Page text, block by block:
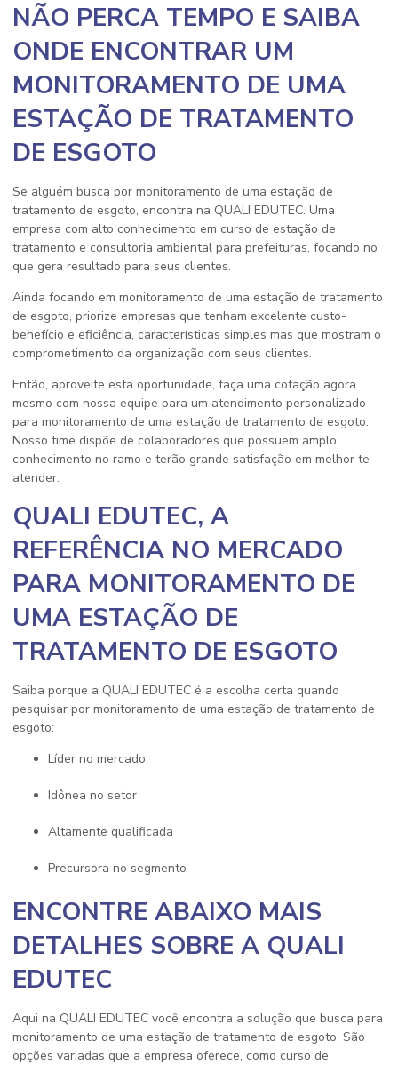
NÃO PERCA TEMPO E SAIBA
ONDE ENCONTRAR UM
MONITORAMENTO DE UMA
ESTAÇÃO DE TRATAMENTO
DE ESGOTO
Se alguém busca por monitoramento de uma estação de
tratamento de esgoto, encontra na QUALI EDUTEC. Uma
empresa com alto conhecimento em curso de estação de
tratamento e consultoria ambiental para prefeituras, focando no
que gera resultado para seus clientes.
Ainda focando em monitoramento de uma estação de tratamento
de esgoto, priorize empresas que tenham excelente custo-
benefício e eficiência, características simples mas que mostram o
comprometimento da organização com seus clientes.
Então, aproveite esta oportunidade, faça uma cotação agora
mesmo com nossa equipe para um atendimento personalizado
para monitoramento de uma estação de tratamento de esgoto.
Nosso time dispõe de colaboradores que possuem amplo
conhecimento no ramo e terão grande satisfação em melhor te
atender.
QUALI EDUTEC, A
REFERÊNCIA NO MERCADO
PARA MONITORAMENTO DE
UMA ESTAÇÃO DE
TRATAMENTO DE ESGOTO
Saiba porque a QUALI EDUTEC é a escolha certa quando
pesquisar por monitoramento de uma estação de tratamento de
esgoto:
líder no mercado
idônea no setor
altamente qualificada
precursora no segmento
ENCONTRE ABAIXO MAIS
DETALHES SOBRE A QUALI
EDUTEC
Aqui na QUALI EDUTEC você encontra a solução que busca para
monitoramento de uma estação de tratamento de esgoto. São
opções variadas que a empresa oferece, como curso de